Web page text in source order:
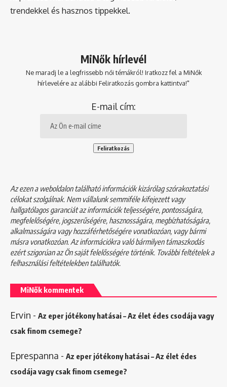
trendekkel és hasznos tippekkel.
MiNők hírlevél
Ne maradj le a legfrissebb női témákról! Iratkozz fel a MiNők
hírlevelére az alábbi Feliratkozás gombra kattintva!"
E-mail cím:
Az ezen a weboldalon található információk kizárólag szórakoztatási
célokat szolgálnak. Nem vállalunk semmiféle kifejezett vagy
hallgatólagos garanciát az információk teljességére, pontosságára,
megfelelőségére, jogszerűségére, hasznosságára, megbízhatóságára,
alkalmasságára vagy hozzáférhetőségére vonatkozóan, vagy bármi
másra vonatkozóan. Az információkra való bármilyen támaszkodás
ezért szigorúan az Ön saját felelősségére történik. További feltételek a
felhasználási feltételekbentalálhatók.
MiNők kommentek
Ervin - Az eper jótékony hatásai – Az élet édes csodája vagy
csak finom csemege?
Eprespanna - Az eper jótékony hatásai – Az élet édes
csodája vagy csak finom csemege?